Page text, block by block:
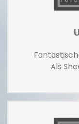
Als